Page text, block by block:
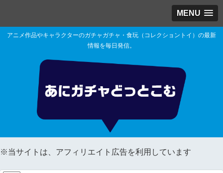
MENU
アニメ作品やキャラクターのガチャガチャ・食玩（コレクショントイ）の最新
情報を毎日発信。
※当サイトは、アフィリエイト広告を利用しています